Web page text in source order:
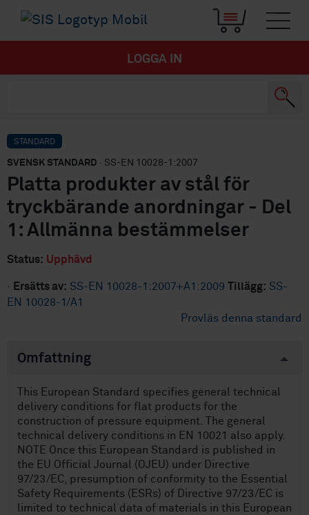
LOGGA IN
STANDARD
SVENSK STANDARD · SS-EN 10028-1:2007
Platta produkter av stål för
tryckbärande anordningar - Del
1: Allmänna bestämmelser
Status: Upphävd
· Ersätts av: SS-EN 10028-1:2007+A1:2009 Tillägg: SS-
EN 10028-1/A1
Provläs denna standard
Omfattning
This European Standard specifies general technical
delivery conditions for flat products for the
construction of pressure equipment. The general
technical delivery conditions in EN 10021 also apply.
NOTE Once this European Standard is published in
the EU Official Journal (OJEU) under Directive
97/23/EC, presumption of conformity to the Essential
Safety Requirements (ESRs) of Directive 97/23/EC is
limited to technical data of materials in this European